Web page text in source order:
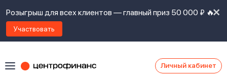
Розыгрыш для всех клиентов — главный приз 50 000 ₽ 🔥
Участвовать
Личный кабинет